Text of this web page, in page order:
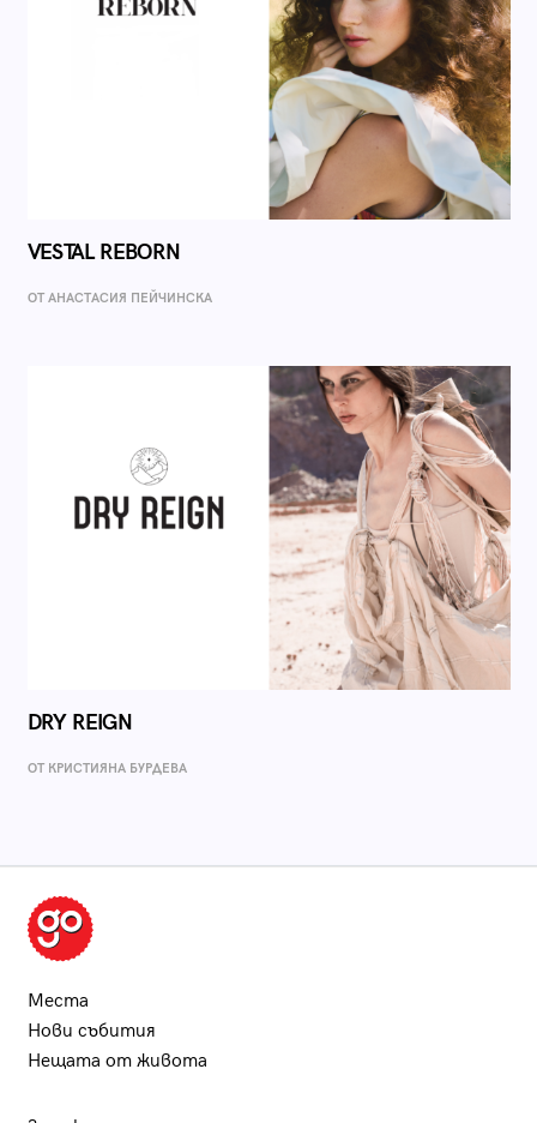
VESTAL REBORN
ОТ AНАСТАСИЯ ПЕЙЧИНСКА
DRY REIGN
ОТ КРИСТИЯНА БУРДЕВА
Места
Нови събития
Нещата от живота